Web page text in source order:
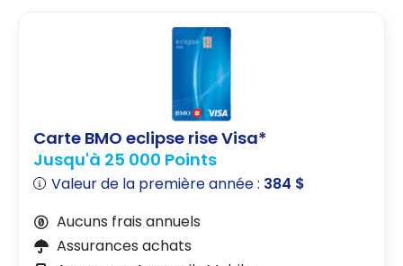
Carte BMO eclipse rise Visa*
Jusqu'à 25 000 Points
Valeur de la première année : 384 $
Aucuns frais annuels
Assurances achats